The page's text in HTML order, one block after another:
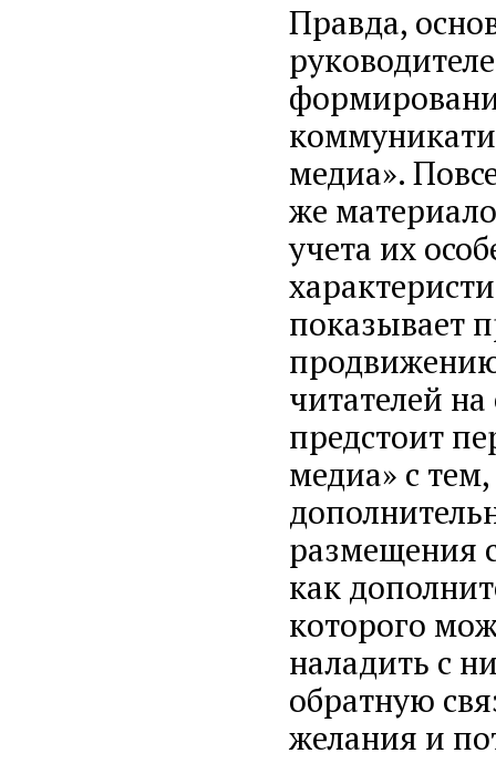
Правда,
медиа».
же
учета их
показывает
читателей
предстоит
медиа» с
размещения
как
которого
наладить с
обратную
желания и